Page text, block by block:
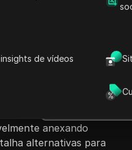
de vídeosAbrir no
Fazer perguntas
Abrir no
Fazer perguntas
como recuperar o
Começa
disponíveis. O
e navegar até o
suporte. Os espectadores
anexando
alternativas para